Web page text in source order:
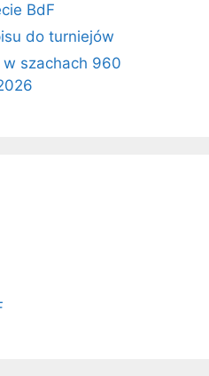
BdF
do turniejów
szachach 960